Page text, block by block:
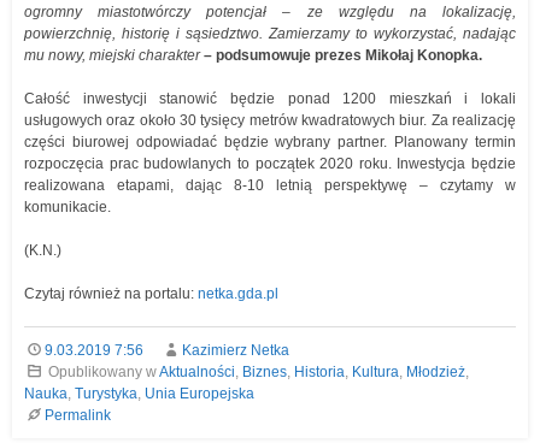
ogromny miastotwórczy potencjał – ze względu na lokalizację,
powierzchnię, historię i sąsiedztwo. Zamierzamy to wykorzystać, nadając
mu nowy, miejski charakter– podsumowuje prezes Mikołaj Konopka.
Całość inwestycji stanowić będzie ponad 1200 mieszkań i lokali
usługowych oraz około 30 tysięcy metrów kwadratowych biur. Za realizację
części biurowej odpowiadać będzie wybrany partner. Planowany termin
rozpoczęcia prac budowlanych to początek 2020 roku. Inwestycja będzie
realizowana etapami, dając 8-10 letnią perspektywę – czytamy w
komunikacie.
(K.N.)
Czytaj również na portalu: netka.gda.pl
9.03.2019 7:56
Kazimierz Netka
Opublikowany wAktualności Biznes, Historia Kultura Młodzież,
Nauka Turystyka Unia Europejska
Permalink